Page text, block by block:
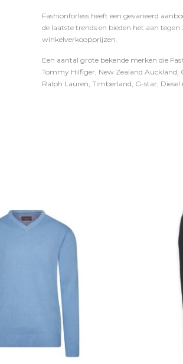
Fashionforless heeft een gevarieerd
de laatste trends en bieden het aan
winkelverkoopprijzen.
Een aantal grote bekende merken die
Tommy Hilfiger, New Zealand Auckland,
Ralph Lauren, Timberland, G-star, Diesel